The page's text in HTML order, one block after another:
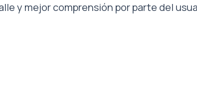
y mejor comprensión por parte del